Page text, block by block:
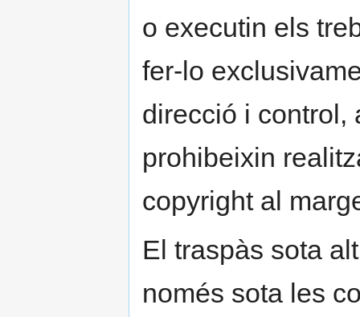
o executin els
fer-lo
direcció i control,
prohibeixin
copyright al
El traspàs sota
només sota les